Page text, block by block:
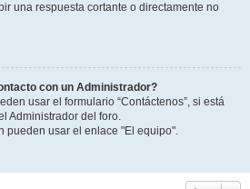
una respuesta cortante o directamente no
con un Administrador?
usar el formulario “Contáctenos”, si está
Administrador del foro.
pueden usar el enlace "El equipo".